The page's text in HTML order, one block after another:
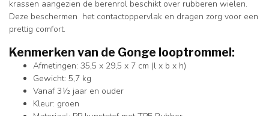
krassen aangezien de berenrol beschikt over rubberen wielen.
Deze beschermen het contactoppervlak en dragen zorg voor een
prettig comfort.
Kenmerken van de Gonge looptrommel:
Afmetingen: 35,5 x 29,5 x 7 cm (l x b x h)
Gewicht: 5,7 kg
Vanaf 3½ jaar en ouder
Kleur: groen